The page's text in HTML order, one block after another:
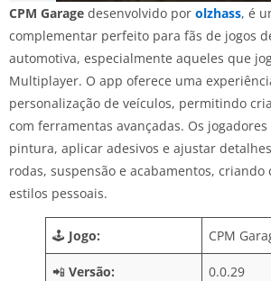
CPM Garage desenvolvido por olzhass, é
complementar perfeito para fãs de jogos
automotiva, especialmente aqueles que
Multiplayer. O app oferece uma
personalização de veículos, permitindo
com ferramentas avançadas. Os
pintura, aplicar adesivos e ajustar
rodas, suspensão e acabamentos,
estilos pessoais.
🕹️ Jogo: CPM
📲 Versão: 0.0.29